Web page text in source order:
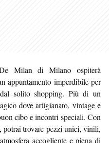
Milan di Milano ospiterà
appuntamento imperdibile per
solito shopping. Più di un
dove artigianato, vintage e
cibo e incontri speciali. Con
potrai trovare pezzi unici, vinili,
accogliente e piena di